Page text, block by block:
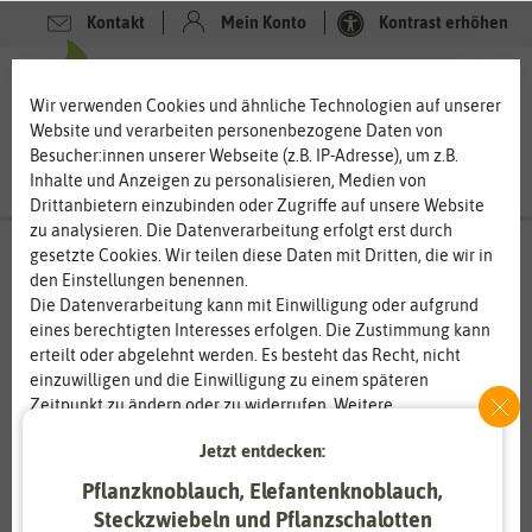
Kontakt Mein Konto Kontrast erhöhen
-80%
Wir verwenden Cookies und ähnliche Technologien auf unserer
Website und verarbeiten personenbezogene Daten von
Besucher:innen unserer Webseite (z.B. IP-Adresse), um z.B.
Inhalte und Anzeigen zu personalisieren, Medien von
Drittanbietern einzubinden oder Zugriffe auf unsere Website
zu analysieren. Die Datenverarbeitung erfolgt erst durch
gesetzte Cookies. Wir teilen diese Daten mit Dritten, die wir in
den Einstellungen benennen.
Die Datenverarbeitung kann mit Einwilligung oder aufgrund
eines berechtigten Interesses erfolgen. Die Zustimmung kann
erteilt oder abgelehnt werden. Es besteht das Recht, nicht
einzuwilligen und die Einwilligung zu einem späteren
Zeitpunkt zu ändern oder zu widerrufen. Weitere
Informationen zur Verwendung personenbezogener Daten und
den Diensten erklären wir in unsererDaten­schutz­erklärung
Essenziell Statistik
Jetzt entdecken:
Pflanzknoblauch, Elefantenknoblauch,
Steckzwiebeln und Pflanzschalotten